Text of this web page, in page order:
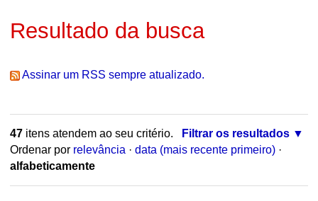
Resultado da busca
Assinar um RSS sempre atualizado.
47itens atendem ao seu critério.
Filtrar os resultados
Ordenar por relevância · data (mais recente primeiro) ·
alfabeticamente